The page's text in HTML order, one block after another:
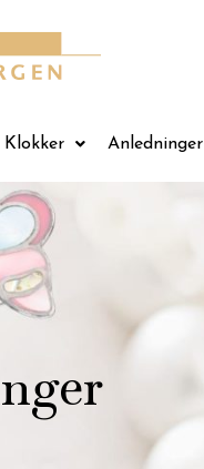
Klokker Anledninger